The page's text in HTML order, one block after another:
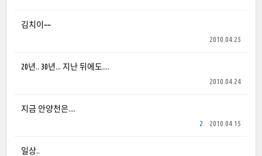
김치이~~
2010.04.25
20년.. 30년... 지난 뒤에도....
2010.04.24
지금 안양천은....
2010.04.15
2
일상..